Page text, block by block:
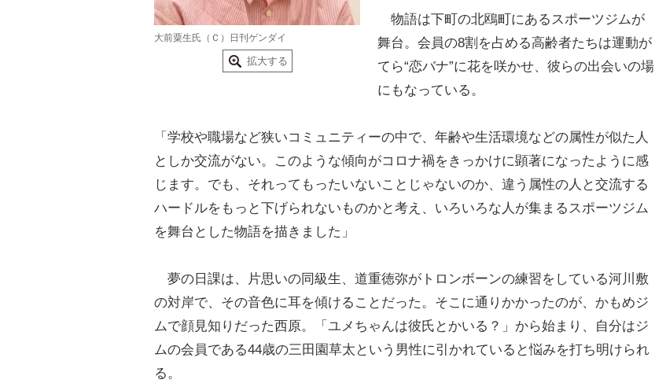
大前粟生氏（Ｃ）日刊ゲンダイ
拡大する
物語は下町の北鴎町にあるスポーツジムが
舞台。会員の8割を占める高齢者たちは運動が
てら“恋バナ”に花を咲かせ、彼らの出会いの場
にもなっている。
「学校や職場など狭いコミュニティーの中で、年齢や生活環境などの属性が似た人
としか交流がない。このような傾向がコロナ禍をきっかけに顕著になったように感
じます。でも、それってもったいないことじゃないのか、違う属性の人と交流する
ハードルをもっと下げられないものかと考え、いろいろな人が集まるスポーツジム
を舞台とした物語を描きました」
夢の日課は、片思いの同級生、道重徳弥がトロンボーンの練習をしている河川敷
の対岸で、その音色に耳を傾けることだった。そこに通りかかったのが、かもめジ
ムで顔見知りだった西原。「ユメちゃんは彼氏とかいる？」から始まり、自分はジ
ムの会員である44歳の三田園草太という男性に引かれていると悩みを打ち明けられ
る。